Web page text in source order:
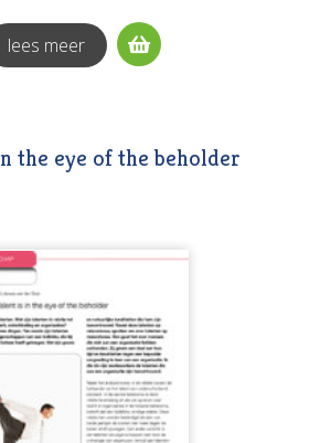
lees meer
the eye of the beholder